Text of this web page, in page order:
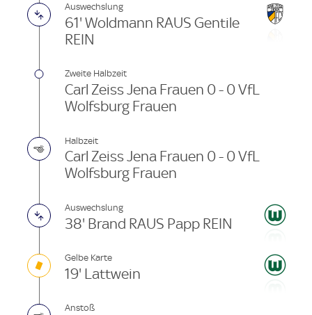
Auswechslung
61' Woldmann RAUS Gentile
REIN
Zweite Halbzeit
Carl Zeiss Jena Frauen 0 - 0 VfL
Wolfsburg Frauen
Halbzeit
Carl Zeiss Jena Frauen 0 - 0 VfL
Wolfsburg Frauen
Auswechslung
38' Brand RAUS Papp REIN
Gelbe Karte
19' Lattwein
Anstoß